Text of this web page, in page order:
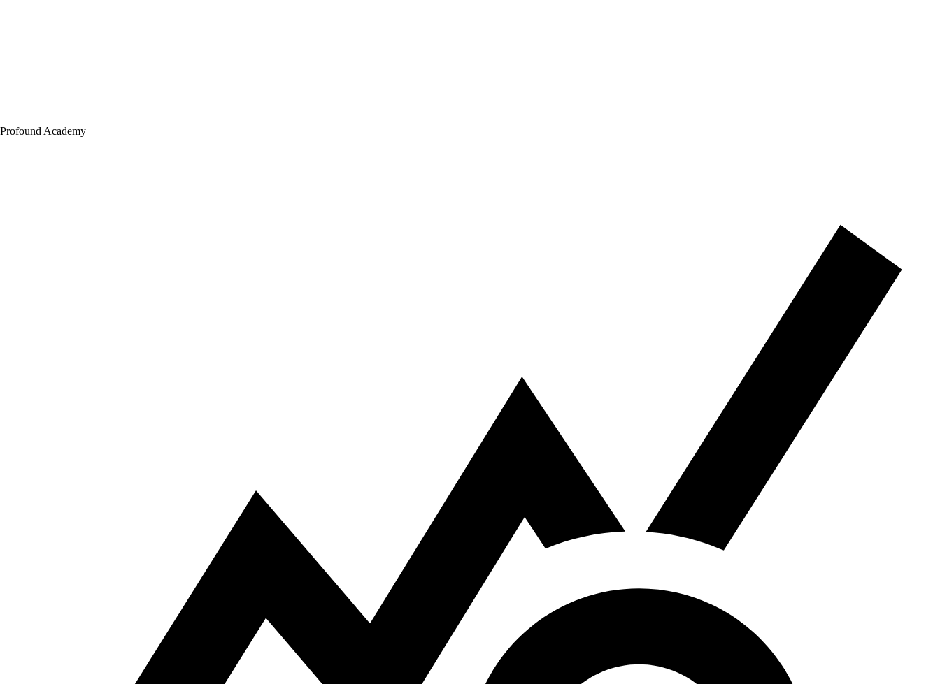
Profound Academy